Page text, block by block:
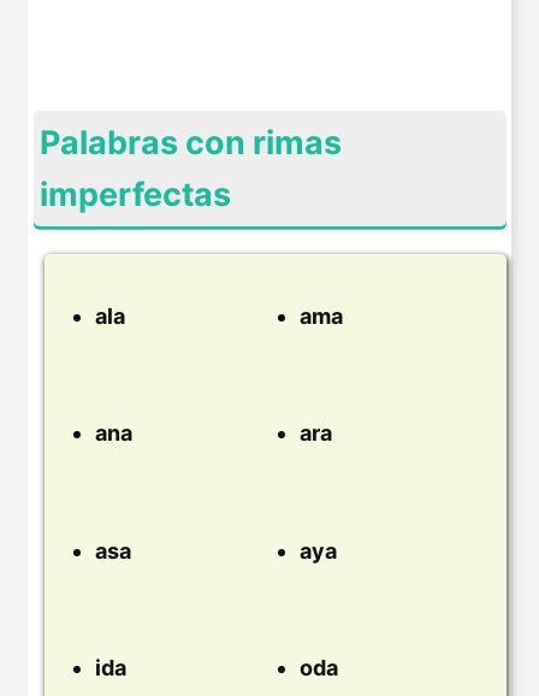
Palabras con rimas
imperfectas
ala ama
ana ara
asa aya
ida oda